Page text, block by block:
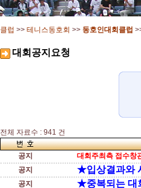
클럽 >> 테니스동호회 >> 동호인대회클럽
대회공지요청
전체 자료수 : 941 건
공지
대회주최측 접수창
공지
★입상결과와
공지 ★중복되는 대